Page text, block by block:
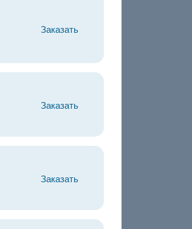
Заказать
Заказать
Заказать